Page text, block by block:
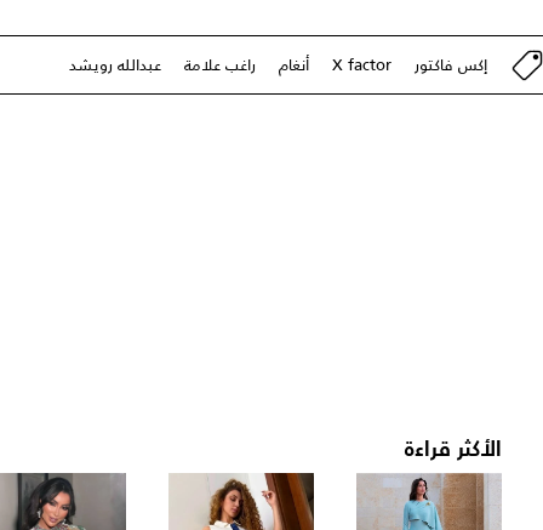
إكس فاكتور X factor أنغام راغب علامة عبدالله رويشد
الأكثر قراءة